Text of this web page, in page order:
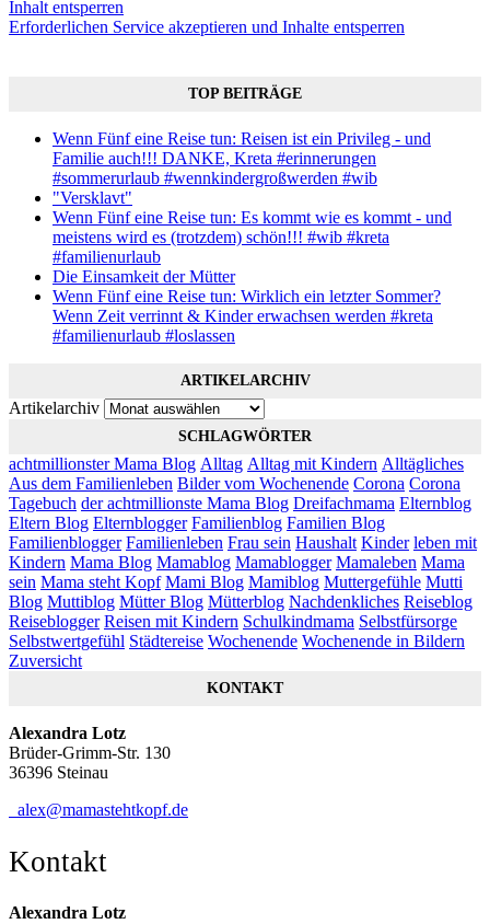
Inhalt entsperren
Erforderlichen Service akzeptieren und Inhalte entsperren
TOP BEITRÄGE
Wenn Fünf eine Reise tun: Reisen ist ein Privileg - und
Familie auch!!! DANKE, Kreta #erinnerungen
#sommerurlaub #wennkindergroßwerden #wib
"Versklavt"
Wenn Fünf eine Reise tun: Es kommt wie es kommt - und
meistens wird es (trotzdem) schön!!! #wib #kreta
#familienurlaub
Die Einsamkeit der Mütter
Wenn Fünf eine Reise tun: Wirklich ein letzter Sommer?
Wenn Zeit verrinnt & Kinder erwachsen werden #kreta
#familienurlaub #loslassen
ARTIKELARCHIV
Artikelarchiv
SCHLAGWÖRTER
achtmillionster Mama Blog Alltag Alltag mit Kindern Alltägliches
Aus dem Familienleben Bilder vom Wochenende Corona Corona
Tagebuch der achtmillionste Mama Blog Dreifachmama Elternblog
Eltern Blog Elternblogger Familienblog Familien Blog
Familienblogger Familienleben Frau sein Haushalt Kinder leben mit
Kindern Mama Blog Mamablog Mamablogger Mamaleben Mama
sein Mama steht Kopf Mami Blog Mamiblog Muttergefühle Mutti
Blog Muttiblog Mütter Blog Mütterblog Nachdenkliches Reiseblog
Reiseblogger Reisen mit Kindern Schulkindmama Selbstfürsorge
Selbstwertgefühl Städtereise Wochenende Wochenende in Bildern
Zuversicht
KONTAKT
Alexandra Lotz
Brüder-Grimm-Str. 130
36396 Steinau
alex@mamastehtkopf.de
Kontakt
Alexandra Lotz